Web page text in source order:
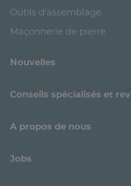
Outils d'assemblage
Maçonnerie de pierre
Nouvelles
Conseils spécialisés et
A propos de nous
Jobs